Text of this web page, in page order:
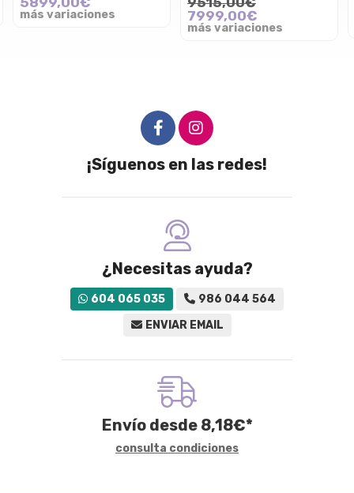
más variaciones
7999,00€
más variaciones
¡Síguenos en las redes!
¿Necesitas ayuda?
604 065 035
986 044 564
ENVIAR EMAIL
Envío desde 8,18€*
consulta condiciones